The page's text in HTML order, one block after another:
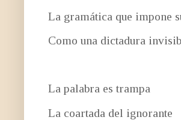
La gramática que impone
Como una dictadura
La palabra es trampa
La coartada del ignorante